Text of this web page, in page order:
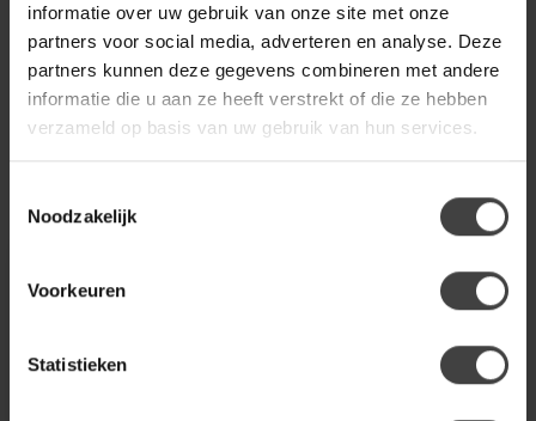
informatie over uw gebruik van onze site met onze
partners voor social media, adverteren en analyse. Deze
partners kunnen deze gegevens combineren met andere
informatie die u aan ze heeft verstrekt of die ze hebben
verzameld op basis van uw gebruik van hun services.
Noodzakelijk
Voorkeuren
Statistieken
Heb je een vraag over dit product?
Of heb je hulp nodig bij de bestelling? Neem gerust contact
op met onze klantenserviceinfo@dewoonwinkel.nl of+31
224 850 926
. We helpen je graag.